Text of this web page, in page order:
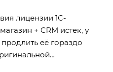
лицензии 1С-
+ CRM истек, у
её гораздо
активна, вы